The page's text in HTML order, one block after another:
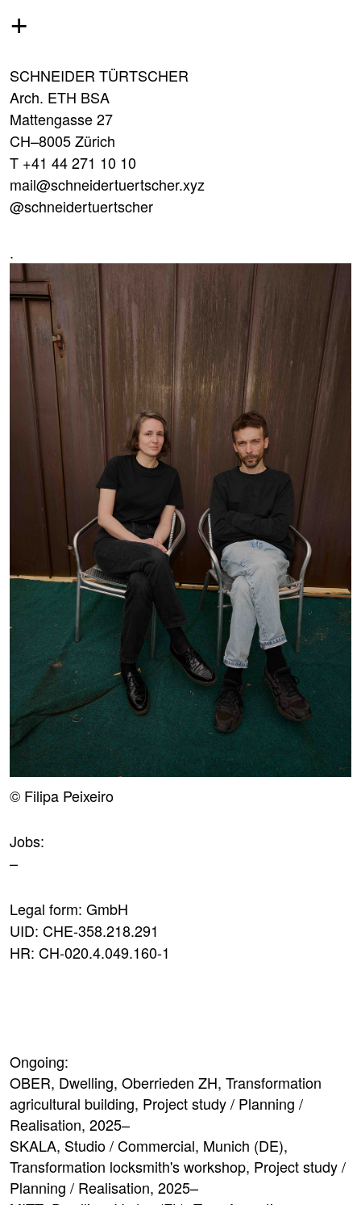
+
SCHNEIDER TÜRTSCHER
Arch. ETH BSA
Mattengasse 27
CH–8005 Zürich
T +41 44 271 10 10
mail@schneidertuertscher.xyz
@schneidertuertscher
.
© Filipa Peixeiro
Jobs:
–
Legal form: GmbH
UID: CHE-358.218.291
HR: CH-020.4.049.160-1
Ongoing:
OBER, Dwelling, Oberrieden ZH, Transformation
agricultural building, Project study / Planning /
Realisation, 2025–
SKALA, Studio / Commercial, Munich (DE),
Transformation locksmith's workshop, Project study /
Planning / Realisation, 2025–